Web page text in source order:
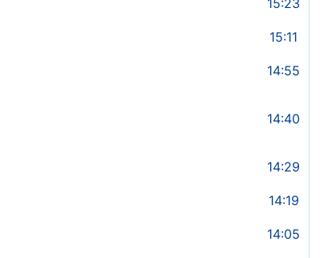
15:11
14:55
14:40
14:29
14:19
14:05